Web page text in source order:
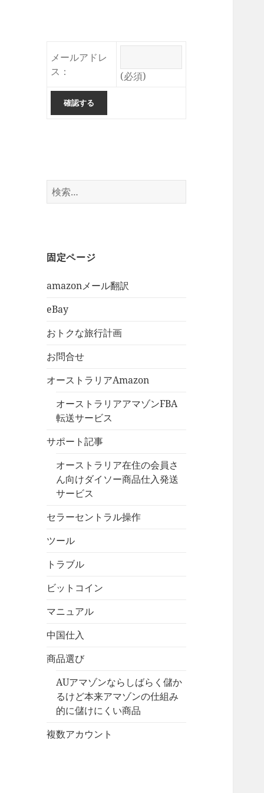
メールアドレ
ス：
(必須)
検
索:
固定ページ
amazonメール翻訳
eBay
おトクな旅行計画
お問合せ
オーストラリアAmazon
オーストラリアアマゾンFBA
転送サービス
サポート記事
オーストラリア在住の会員さ
ん向けダイソー商品仕入発送
サービス
セラーセントラル操作
ツール
トラブル
ビットコイン
マニュアル
中国仕入
商品選び
AUアマゾンならしばらく儲か
るけど本来アマゾンの仕組み
的に儲けにくい商品
複数アカウント